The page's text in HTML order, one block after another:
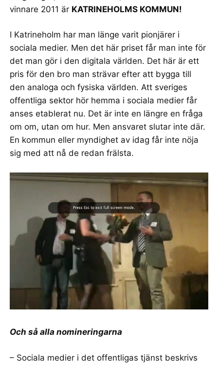
vinnare 2011 är KATRINEHOLMS KOMMUN!
I Katrineholm har man länge varit pionjärer i
sociala medier. Men det här priset får man inte för
det man gör i den digitala världen. Det här är ett
pris för den bro man strävar efter att bygga till
den analoga och fysiska världen. Att sveriges
offentliga sektor hör hemma i sociala medier får
anses etablerat nu. Det är inte en längre en fråga
om om, utan om hur. Men ansvaret slutar inte där.
En kommun eller myndighet av idag får inte nöja
sig med att nå de redan frälsta.
Och så alla nomineringarna
– Sociala medier i det offentligas tjänst beskrivs